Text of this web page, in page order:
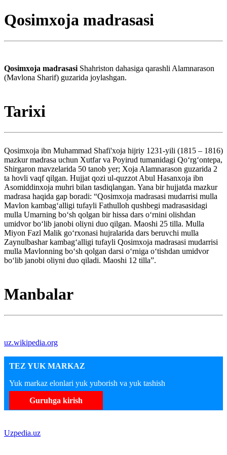
Qosimxoja madrasasi
Qosimxoja madrasasi Shahriston dahasiga qarashli Alamnarason
(Mavlona Sharif) guzarida joylashgan.
Tarixi
Qosimxoja ibn Muhammad Shafi'xoja hijriy 1231-yili (1815 – 1816)
mazkur madrasa uchun Xutfar va Poyirud tumanidagi Qo‘rg‘ontepa,
Shirgaron mavzelarida 50 tanob yer; Xoja Alamnarason guzarida 2
ta hovli vaqf qilgan. Hujjat qozi ul-quzzot Abul Hasanxoja ibn
Asomiddinxoja muhri bilan tasdiqlangan. Yana bir hujjatda mazkur
madrasa haqida gap boradi: “Qosimxoja madrasasi mudarrisi mulla
Mavlon kambag‘alligi tufayli Fathulloh qushbegi madrasasidagi
mulla Umarning bo‘sh qolgan bir hissa dars o‘rnini olishdan
umidvor bo‘lib janobi oliyni duo qilgan. Maoshi 25 tilla. Mulla
Miyon Fazl Malik go‘rxonasi hujralarida dars beruvchi mulla
Zaynulbashar kambag‘alligi tufayli Qosimxoja madrasasi mudarrisi
mulla Mavlonning bo‘sh qolgan darsi o‘rniga o‘tishdan umidvor
bo‘lib janobi oliyni duo qiladi. Maoshi 12 tilla”.
Manbalar
uz.wikipedia.org
TEZ YUK MARKAZ
Yuk markaz elonlari yuk yuborish va yuk tashish
Guruhga kirish
Uzpedia.uz